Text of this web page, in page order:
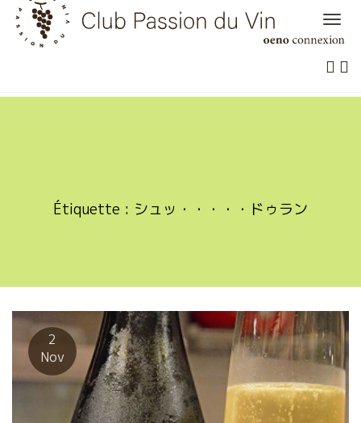
Skip
content
Étiquette : シュッ・・・・・ドゥラン
2
Nov